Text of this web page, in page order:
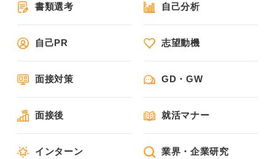
書類選考 自己分析
自己PR 志望動機
面接対策 GD・GW
面接後 就活マナー
インターン 業界・企業研究